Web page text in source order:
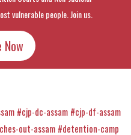
vulnerable people. Join us.
Now
#cjp-dc-assam #cjp-df-assam
out-assam #detention-camp